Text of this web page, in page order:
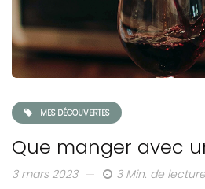
MES DÉCOUVERTES
Que manger avec
3 mars 2023 3 Min. de lecture